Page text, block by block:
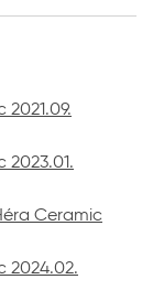
Ceramic
2024.02.